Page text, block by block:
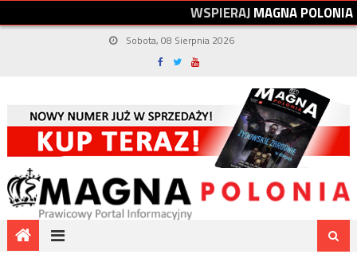
WSPIERAJMAGNAPOLONIA
Sobota, 08 Sierpnia 2026